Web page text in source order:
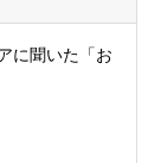
に聞いた「お